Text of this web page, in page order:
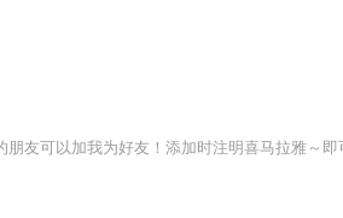
友可以加我为好友！添加时注明喜马拉雅～即